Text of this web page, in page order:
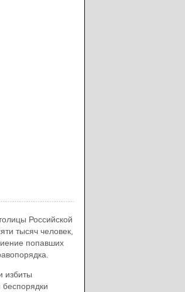
Российской
тысяч человек,
попавших
избиты